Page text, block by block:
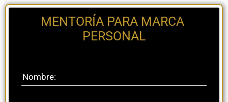
MENTORÍA PARA MARCA
PERSONAL
Nombre: